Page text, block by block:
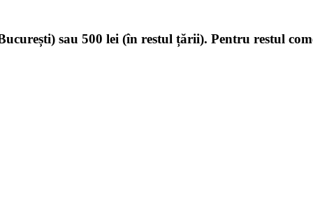
sau 500 lei (în restul țării). Pentru restul